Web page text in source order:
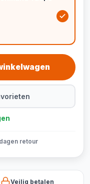
retour
Veilig betalen